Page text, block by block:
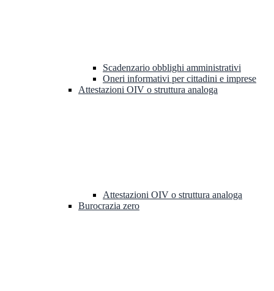
Scadenzario obblighi amministrativi
Oneri informativi per cittadini e imprese
Attestazioni OIV o struttura analoga
Attestazioni OIV o struttura analoga
Burocrazia zero